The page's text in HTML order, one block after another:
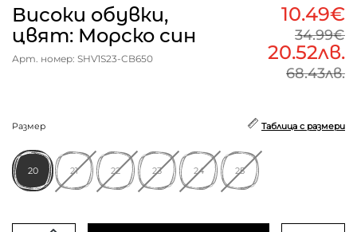
Високи обувки,
цвят: Морско син
Арт. номер: SHV1S23-CB650
10.49€
34.99€
20.52лв.
68.43лв.
Размер Таблица с размери
20 21 22 23 24 25